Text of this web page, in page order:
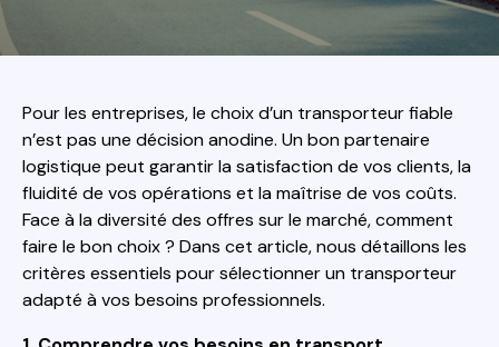
Pour les entreprises, le choix d’un transporteur fiable
n’est pas une décision anodine. Un bon partenaire
logistique peut garantir la satisfaction de vos clients, la
fluidité de vos opérations et la maîtrise de vos coûts.
Face à la diversité des offres sur le marché, comment
faire le bon choix ? Dans cet article, nous détaillons les
critères essentiels pour sélectionner un transporteur
adapté à vos besoins professionnels.